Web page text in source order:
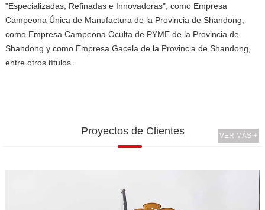
"Especializadas, Refinadas e Innovadoras", como Empresa
Campeona Única de Manufactura de la Provincia de Shandong,
como Empresa Campeona Oculta de PYME de la Provincia de
Shandong y como Empresa Gacela de la Provincia de Shandong,
entre otros títulos.
Proyectos de Clientes VER MÁS +